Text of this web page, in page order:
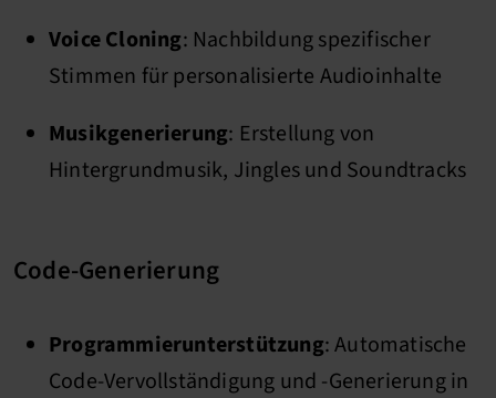
Voice Cloning: Nachbildung spezifischer
Stimmen für personalisierte Audioinhalte
Musikgenerierung: Erstellung von
Hintergrundmusik, Jingles und Soundtracks
Code-Generierung
Programmierunterstützung: Automatische
Code-Vervollständigung und -Generierung in